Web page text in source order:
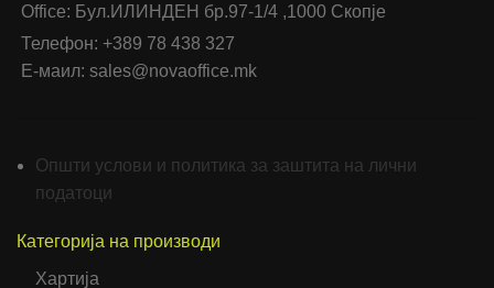
Office: Бул.ИЛИНДЕН бр.97-1/4 ,1000 Скопје
Телефон: +389 78 438 327
Е-маил: sales@novaoffice.mk
Општи услови и политика за заштита на лични
податоци
Категорија на производи
Хартија